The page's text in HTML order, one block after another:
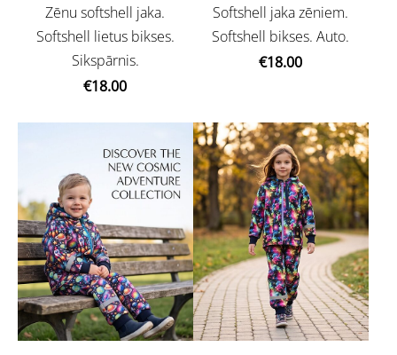
Zēnu softshell jaka.
Softshell lietus bikses.
Sikspārnis.
€18.00
Softshell jaka zēniem.
Softshell bikses. Auto.
€18.00